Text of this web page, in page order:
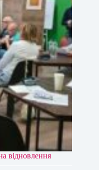
відновлення